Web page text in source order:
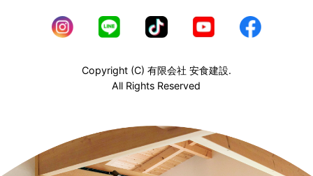
Copyright (C) 有限会社 安食建設.
All Rights Reserved